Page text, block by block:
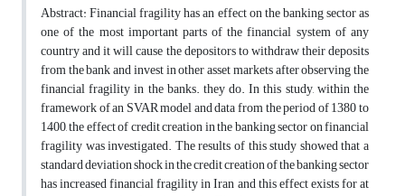
Abstract: Financial fragility has an effect on the banking sector as
one of the most important parts of the financial system of any
country and it will cause the depositors to withdraw their deposits
from the bank and invest in other asset markets after observing the
financial fragility in the banks. they do. In this study, within the
framework of an SVAR model and data from the period of 1380 to
1400, the effect of credit creation in the banking sector on financial
fragility was investigated. The results of this study showed that a
standard deviation shock in the credit creation of the banking sector
has increased financial fragility in Iran and this effect exists for at